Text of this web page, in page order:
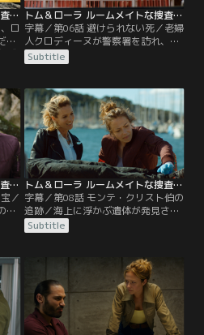
トム＆ローラ ルームメイトな捜査官 第05話／字幕
ロ
あ
ヴ
逃
の
現
か
。
トム＆ローラ ルームメイトな捜査官 第06話／字幕
字幕／第06話 避けられない死／老婦
人クロディーヌが警察署を訪れ、亡
き夫に殺されそうだと訴える。彼女
はヒ素中毒だと判明するも、彼女が
ヒ素は一切、検出されない。彼女に
食事を差し入れている近所の料理店
の経営者が被疑者として浮上する
が、証拠はつかめない。毒の摂取源
も見つからぬままクロディーヌの症
状が悪化し…。
Subtitle
トム＆ローラ ルームメイトな捜査官 第07話／字幕
／
剣
で
の
て
トム＆ローラ ルームメイトな捜査官 第08話／字幕
字幕／第08話 モンテ・クリスト伯の
追跡／海上に浮かぶ遺体が発見され
る。遺体の足首には電子監視装置が
装着されていたが、彼は装着者とし
ンではないと判明。捜査チームはジ
ュリアンが自らの死を偽装し逃亡し
たと見て、全国に指名手配。元海難
救助員の彼は5年前に救助員仲間を
殺したとして懲役10年の刑で服役中
だったが…。
Subtitle